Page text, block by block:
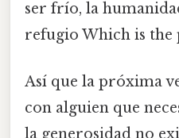
ser frío, la
refugio Which is the
Así que la próxima
con alguien que
la generosidad no